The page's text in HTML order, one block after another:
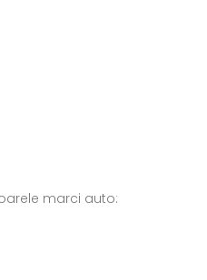
marci auto: